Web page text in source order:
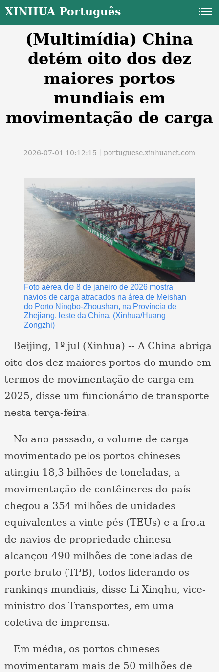
XINHUA Português
(Multimídia) China
detém oito dos dez
maiores portos
mundiais em
movimentação de carga
2026-07-01 10:12:15丨portuguese.xinhuanet.com
Foto aérea de 8 de janeiro de 2026 mostra
navios de carga atracados na área de Meishan
do Porto Ningbo-Zhoushan, na Província de
Zhejiang, leste da China. (Xinhua/Huang
Zongzhi)
Beijing, 1º jul (Xinhua) -- A China abriga
oito dos dez maiores portos do mundo em
termos de movimentação de carga em
2025, disse um funcionário de transporte
nesta terça-feira.
No ano passado, o volume de carga
movimentado pelos portos chineses
atingiu 18,3 bilhões de toneladas, a
movimentação de contêineres do país
chegou a 354 milhões de unidades
equivalentes a vinte pés (TEUs) e a frota
de navios de propriedade chinesa
alcançou 490 milhões de toneladas de
porte bruto (TPB), todos liderando os
rankings mundiais, disse Li Xinghu, vice-
ministro dos Transportes, em uma
coletiva de imprensa.
Em média, os portos chineses
movimentaram mais de 50 milhões de